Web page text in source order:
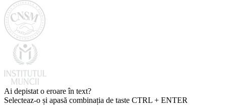
Ai depistat o eroare în text?
Selecteaz-o și apasă combinația de taste CTRL + ENTER